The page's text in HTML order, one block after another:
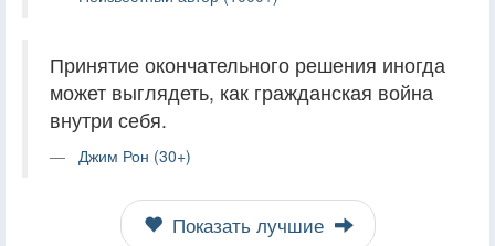
Принятие окончательного решения иногда
может выглядеть, как гражданская война
внутри себя.
Джим Рон (30+)
Показать лучшие